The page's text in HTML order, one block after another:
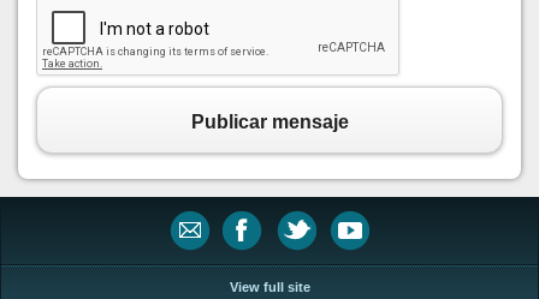
Publicar mensaje
View full site